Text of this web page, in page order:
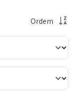
Ordem